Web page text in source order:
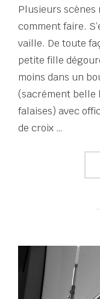
Plusieurs
comment faire.
vaille. De toute
petite fille
moins dans un
(sacrément belle
falaises) avec
de croix …